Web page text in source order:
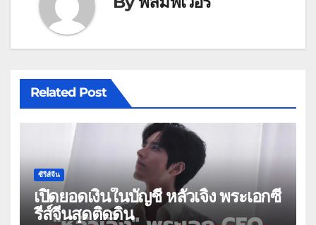
Related Post
ซีรีส์จีน
เปิดยอดเงินในบัญชี หลัวเจิ้ง พระเอกซี
รีส์จีนสุดติดดิน